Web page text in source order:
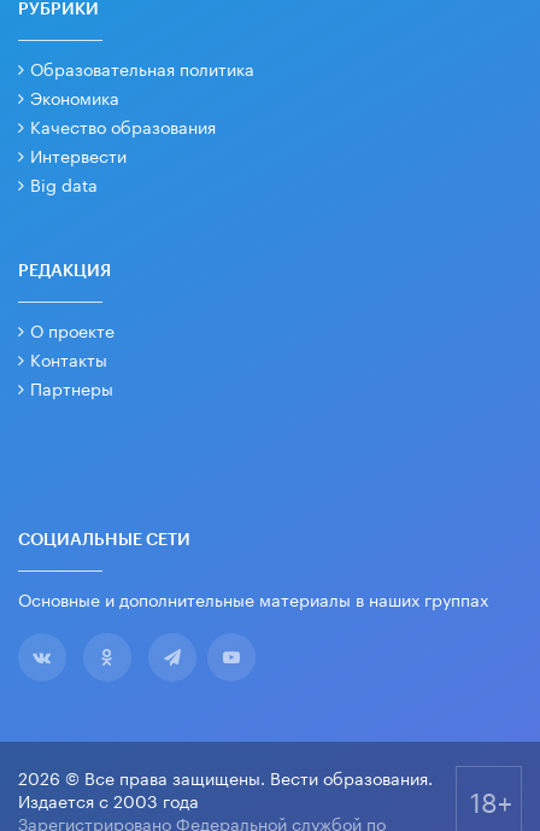
РУБРИКИ
Образовательная политика
Экономика
Качество образования
Интервести
Big data
РЕДАКЦИЯ
О проекте
Контакты
Партнеры
СОЦИАЛЬНЫЕ СЕТИ
Основные и дополнительные материалы в наших группах
2026 © Все права защищены. Вести образования.
Издается с 2003 года
Зарегистрировано Федеральной службой по
18+